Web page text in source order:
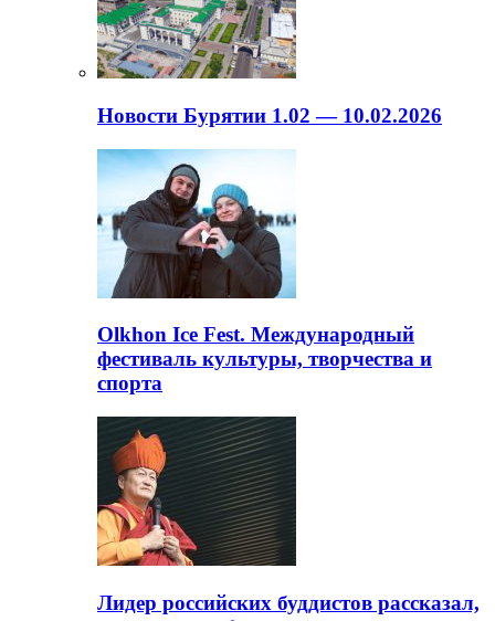
Новости Бурятии 1.02 — 10.02.2026
Olkhon Ice Fest. Международный
фестиваль культуры, творчества и
спорта
Лидер российских буддистов рассказал,